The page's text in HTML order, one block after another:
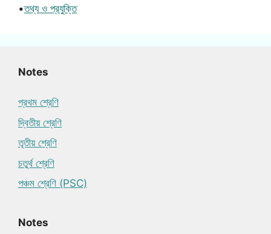
•তথ্য ও প্রযুক্তি
Notes
প্রথম শ্রেণি
দ্বিতীয় শ্রেণি
তৃতীয় শ্রেণি
চতুর্থ শ্রেণি
পঞ্চম শ্রেণি (PSC)
Notes